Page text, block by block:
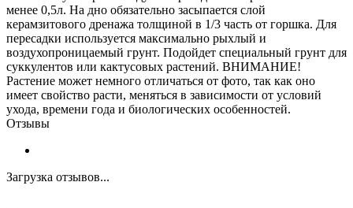
менее 0,5л. На дно обязательно засыпается слой
керамзитового дренажа толщиной в 1/3 часть от горшка. Для
пересадки используется максимально рыхлый и
воздухопроницаемый грунт. Подойдет специальный грунт для
суккулентов или кактусовых растений. ВНИМАНИЕ!
Растение может немного отличаться от фото, так как оно
имеет свойство расти, меняться в зависимости от условий
ухода, времени года и биологических особенностей.
Отзывы
Загрузка отзывов...